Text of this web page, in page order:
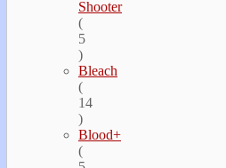
Shooter
(
5
)
Bleach
(
14
)
Blood+
(